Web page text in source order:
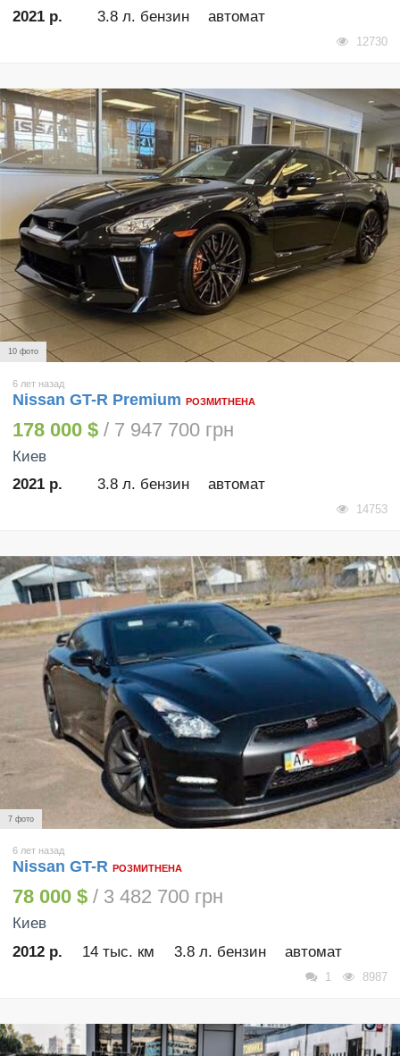
2021 р.
3.8 л. бензин автомат
12730
10 фото
6 лет назад
Nissan GT-R Premium РОЗМИТНЕНА
178 000 $ / 7 947 700 грн
Киев
2021 р.
3.8 л. бензин автомат
14753
7 фото
6 лет назад
Nissan GT-R РОЗМИТНЕНА
78 000 $ / 3 482 700 грн
Киев
2012 р.
14 тыс. км 3.8 л. бензин автомат
1 8987